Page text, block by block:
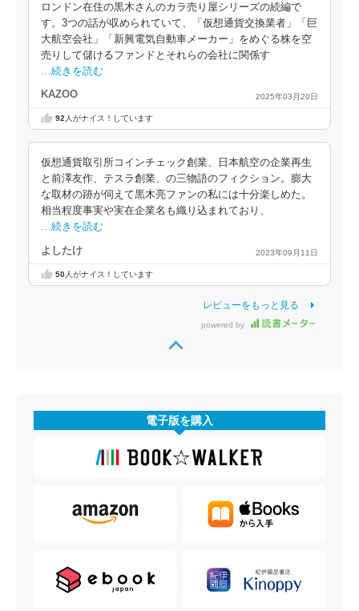
ロンドン在住の黒木さんのカラ売り屋シリーズの続編で
す。3つの話が収められていて、「仮想通貨交換業者」「巨
大航空会社」「新興電気自動車メーカー」をめぐる株を空
売りして儲けるファンドとそれらの会社に関係す
…続きを読む
KAZOO 2025年03月20日
92 人がナイス！しています
仮想通貨取引所コインチェック創業、日本航空の企業再生
と前澤友作、テスラ創業、の三物語のフィクション。膨大
な取材の跡が伺えて黒木亮ファンの私には十分楽しめた。
相当程度事実や実在企業名も織り込まれており、
…続きを読む
よしたけ 2023年09月11日
50人がナイス！しています
レビューをもっと見る
powered by
電子版を購入